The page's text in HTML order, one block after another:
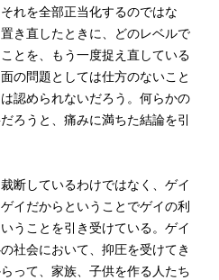
れを全部正当化するのではな
き直したときに、どのレベルで
とを、もう一度捉え直している
の問題としては仕方のないこと
認められないだろう。何らかの
ろうと、痛みに満ちた結論を引
断しているわけではなく、ゲイ
イだからということでゲイの利
うことを引き受けている。ゲイ
社会において、抑圧を受けてき
って、家族、子供を作る人たち